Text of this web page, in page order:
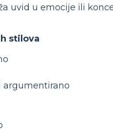
uvid u emocije ili
stilova
argumentirano